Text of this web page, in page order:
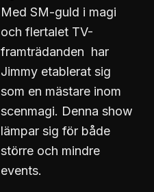
Med SM-guld i magi
och flertalet TV-
framträdanden har
Jimmy etablerat sig
som en mästare inom
scenmagi. Denna show
lämpar sig för både
större och mindre
events.